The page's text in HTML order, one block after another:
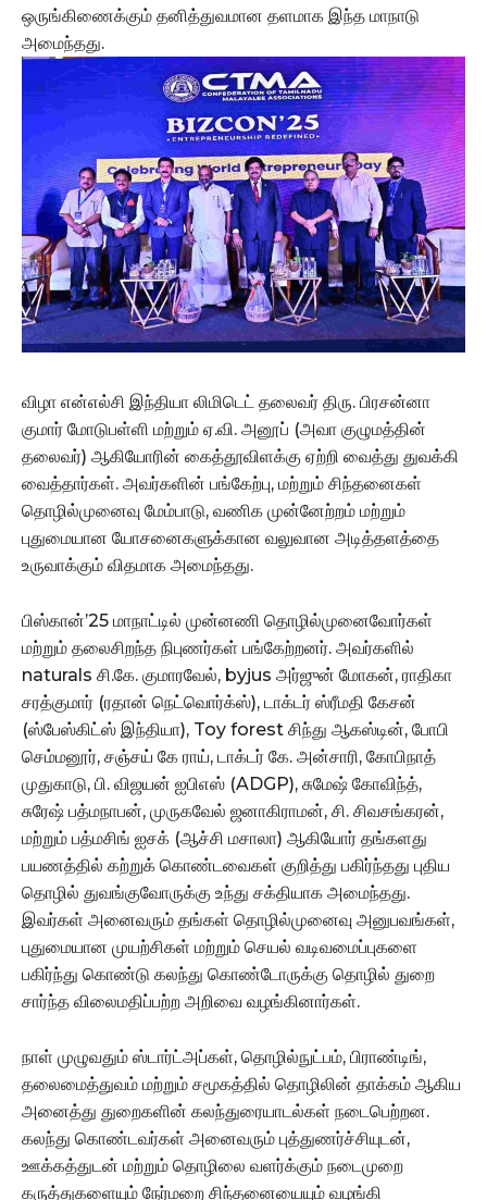
ஒருங்கிணைக்கும் தனித்துவமான தளமாக இந்த மாநாடு
அமைந்தது.
விழா என்எல்சி இந்தியா லிமிடெட் தலைவர் திரு. பிரசன்னா
குமார் மோடுபள்ளி மற்றும் ஏ.வி. அனூப் (அவா குழுமத்தின்
தலைவர்) ஆகியோரின் கைத்தூவிளக்கு ஏற்றி வைத்து துவக்கி
வைத்தார்கள். அவர்களின் பங்கேற்பு, மற்றும் சிந்தனைகள்
தொழில்முனைவு மேம்பாடு, வணிக முன்னேற்றம் மற்றும்
புதுமையான யோசனைகளுக்கான வலுவான அடித்தளத்தை
உருவாக்கும் விதமாக அமைந்தது.
பிஸ்கான்’25 மாநாட்டில் முன்னணி தொழில்முனைவோர்கள்
மற்றும் தலைசிறந்த நிபுணர்கள் பங்கேற்றனர். அவர்களில்
naturals சி.கே. குமாரவேல், byjus அர்ஜுன் மோகன், ராதிகா
சரத்குமார் (ரதான் நெட்வொர்க்ஸ்), டாக்டர் ஸ்ரீமதி கேசன்
(ஸ்பேஸ்கிட்ஸ் இந்தியா), Toy forest சிந்து ஆகஸ்டின், போபி
செம்மனூர், சஞ்சய் கே ராய், டாக்டர் கே. அன்சாரி, கோபிநாத்
முதுகாடு, பி. விஜயன் ஐபிஎஸ் (ADGP), சுமேஷ் கோவிந்த்,
சுரேஷ் பத்மநாபன், முருகவேல் ஜனாகிராமன், சி. சிவசங்கரன்,
மற்றும் பத்மசிங் ஐசக் (ஆச்சி மசாலா) ஆகியோர் தங்களது
பயணத்தில் கற்றுக் கொண்டவைகள் குறித்து பகிர்ந்தது புதிய
தொழில் துவங்குவோருக்கு உந்து சக்தியாக அமைந்தது.
இவர்கள் அனைவரும் தங்கள் தொழில்முனைவு அனுபவங்கள்,
புதுமையான முயற்சிகள் மற்றும் செயல் வடிவமைப்புகளை
பகிர்ந்து கொண்டு கலந்து கொண்டோருக்கு தொழில் துறை
சார்ந்த விலைமதிப்பற்ற அறிவை வழங்கினார்கள்.
நாள் முழுவதும் ஸ்டார்ட்அப்கள், தொழில்நுட்பம், பிராண்டிங்,
தலைமைத்துவம் மற்றும் சமூகத்தில் தொழிலின் தாக்கம் ஆகிய
அனைத்து துறைகளின் கலந்துரையாடல்கள் நடைபெற்றன.
கலந்து கொண்டவர்கள் அனைவரும் புத்துணர்ச்சியுடன்,
ஊக்கத்துடன் மற்றும் தொழிலை வளர்க்கும் நடைமுறை
கருத்துகளையும் நேர்மறை சிந்தனையையும் வழங்கி